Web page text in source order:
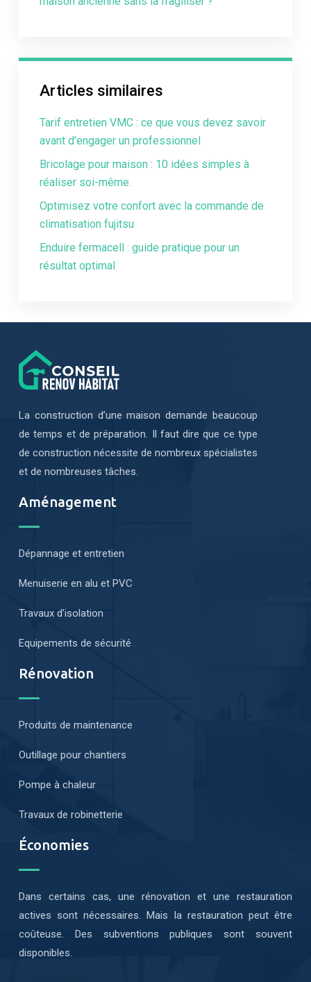
Articles similaires
Tarif entretien VMC : ce que vous devez savoir
avant d’engager un professionnel
Bricolage pour maison : 10 idées simples à
réaliser soi-même.
Optimisez votre confort avec la commande de
climatisation fujitsu
Enduire fermacell : guide pratique pour un
résultat optimal
La construction d’une maison demande beaucoup
de temps et de préparation. Il faut dire que ce type
de construction nécessite de nombreux spécialistes
et de nombreuses tâches.
Aménagement
Dépannage et entretien
Menuiserie en alu et PVC
Travaux d’isolation
Equipements de sécurité
Rénovation
Produits de maintenance
Outillage pour chantiers
Pompe à chaleur
Travaux de robinetterie
Économies
Dans certains cas, une rénovation et une restauration
actives sont nécessaires. Mais la restauration peut être
coûteuse. Des subventions publiques sont souvent
disponibles.